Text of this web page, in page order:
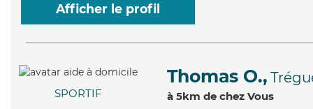
Afficher le profil
SPORTIF
Thomas O.,
à 5km de chez Vous